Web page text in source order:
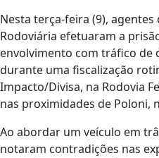
Nesta terça-feira (9), agentes
Rodoviária efetuaram a
envolvimento com tráfico de
durante uma fiscalização
Impacto/Divisa, na Rodovia
nas proximidades de Poloni,
Ao abordar um veículo em
notaram contradições nas